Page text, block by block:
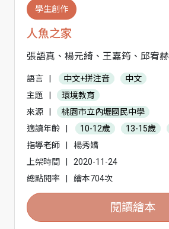
學生創作
人魚之家
張語真、楊元綺、王嘉筠、邱宥赫
語言 中文+拼注音
中文
主題
環境教育
來源
桃園市立內壢國民中學
適讀年齡
10-12歲 13-15歲
指導老師
楊秀嬌
上架時間
2020-11-24
總點閱率
繪本704次
閱讀繪本